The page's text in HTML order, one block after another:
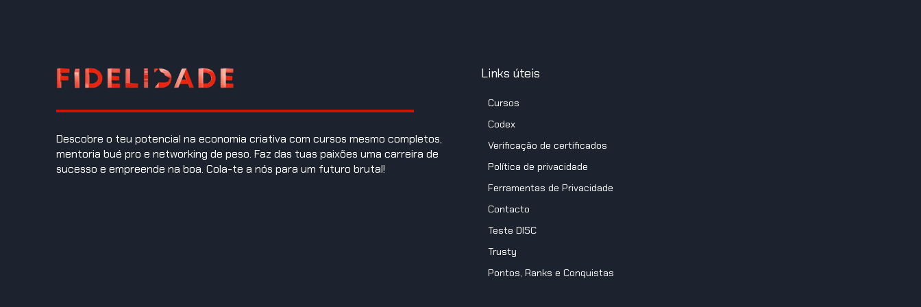
Descobre o teu potencial na economia criativa com cursos mesmo completos,
mentoria bué pro e networking de peso. Faz das tuas paixões uma carreira de
sucesso e empreende na boa. Cola-te a nós para um futuro brutal!
Links úteis
Cursos
Codex
Verificação de certificados
Política de privacidade
Ferramentas de Privacidade
Contacto
Teste DISC
Trusty
Pontos, Ranks e Conquistas